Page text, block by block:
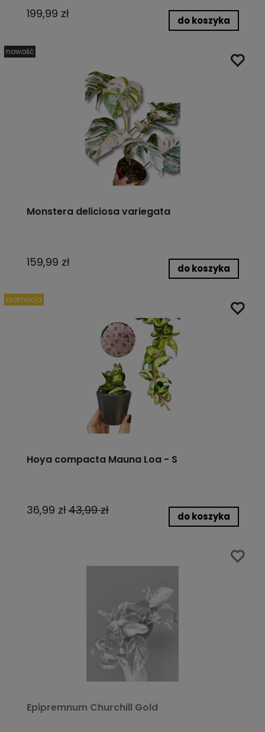
199,99 zł do koszyka
Monstera deliciosa variegata
159,99 zł do koszyka
nowość
Hoya compacta Mauna Loa - S
36,99 zł43,99 zł do koszyka
promocja
Epipremnum Churchill Gold